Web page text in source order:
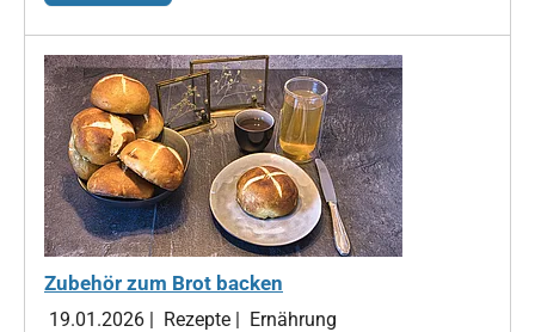
Zubehör zum Brot backen
19.01.2026 | Rezepte | Ernährung